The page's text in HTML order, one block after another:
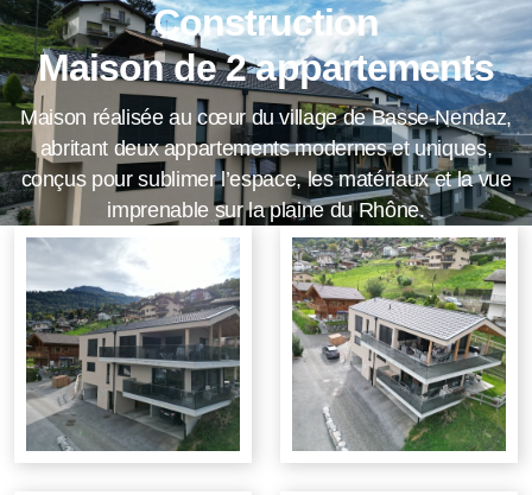
Construction
Maison de 2 appartements
Maison réalisée au cœur du village de Basse-Nendaz,
abritant deux appartements modernes et uniques,
conçus pour sublimer l’espace, les matériaux et la vue
imprenable sur la plaine du Rhône.